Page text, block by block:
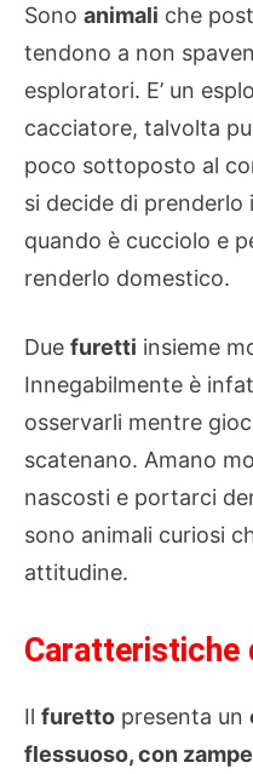
Sono animali che
tendono a non
esploratori. E’ un
cacciatore, talvolta
poco sottoposto al
si decide di prenderlo
quando è cucciolo e
renderlo domestico.
Due furetti insieme
Innegabilmente è
osservarli mentre
scatenano. Amano
nascosti e portarci
sono animali curiosi
attitudine.
Il furetto presenta un
flessuoso, con